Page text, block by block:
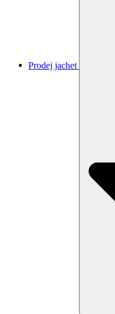
Prodej jachet